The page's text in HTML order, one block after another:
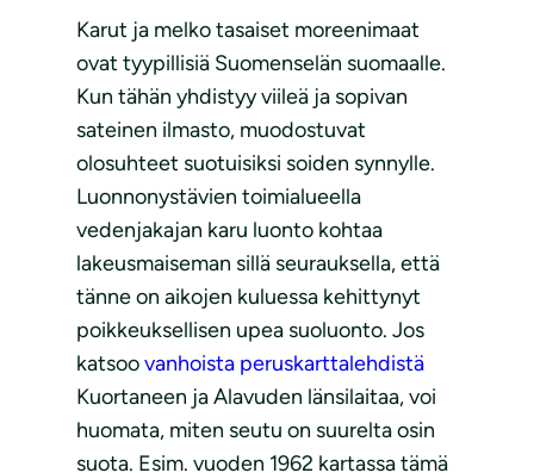
Karut ja melko tasaiset moreenimaat
ovat tyypillisiä Suomenselän suomaalle.
Kun tähän yhdistyy viileä ja sopivan
sateinen ilmasto, muodostuvat
olosuhteet suotuisiksi soiden synnylle.
Luonnonystävien toimialueella
vedenjakajan karu luonto kohtaa
lakeusmaiseman sillä seurauksella, että
tänne on aikojen kuluessa kehittynyt
poikkeuksellisen upea suoluonto. Jos
katsoovanhoista peruskarttalehdistä
Kuortaneen ja Alavuden länsilaitaa, voi
huomata, miten seutu on suurelta osin
suota. Esim. vuoden 1962 kartassa tämä